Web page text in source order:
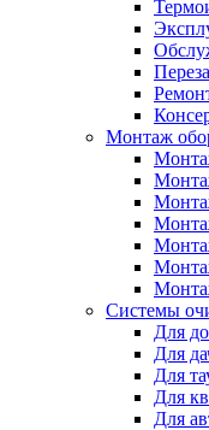
Монтаж
Системы
Для
Для
Для
Для
Для